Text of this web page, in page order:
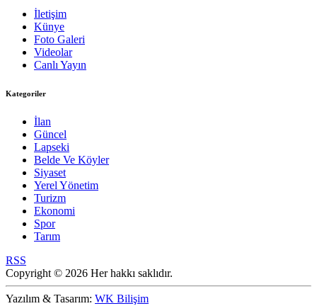
İletişim
Künye
Foto Galeri
Videolar
Canlı Yayın
Kategoriler
İlan
Güncel
Lapseki
Belde Ve Köyler
Siyaset
Yerel Yönetim
Turizm
Ekonomi
Spor
Tarım
RSS
Copyright © 2026 Her hakkı saklıdır.
Yazılım & Tasarım: WK Bilişim